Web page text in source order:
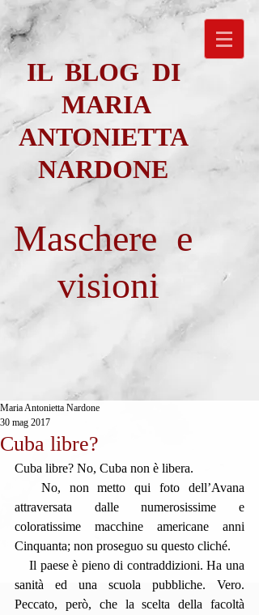
IL BLOG DI
MARIA
ANTONIETTA
NARDONE
Maschere e
visioni
Cuba libre?
Maria Antonietta Nardone
30 mag 2017
Cuba libre? No, Cuba non è libera.
attraversata dalle numerosissime e
coloratissime macchine americane anni
Cinquanta; non proseguo su questo cliché.
    Il paese è pieno di contraddizioni. Ha una
sanità ed una scuola pubbliche. Vero.
Peccato, però, che la scelta della facoltà